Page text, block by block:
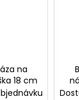
na
18 cm